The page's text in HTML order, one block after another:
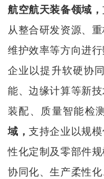
航空航天装备领域，
从整合研发资源、
维护效率等方向进行
企业以提升软硬协
能、边缘计算等新
装配、质量智能检
域，支持企业以规
性化定制及零部件
协同化、生产柔性